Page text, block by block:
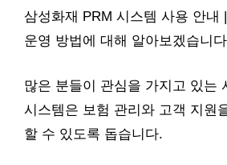
삼성화재 PRM 시스템 사용 안내
운영 방법에 대해 알아보겠습니
많은 분들이 관심을 가지고 있는
시스템은 보험 관리와 고객 지원
할 수 있도록 돕습니다.